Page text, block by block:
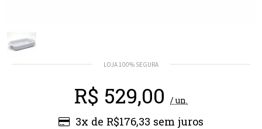
R$ 529,00 / un.
3x de R$176,33